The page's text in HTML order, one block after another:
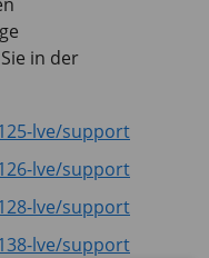
in der
lve/support
lve/support
lve/support
lve/support